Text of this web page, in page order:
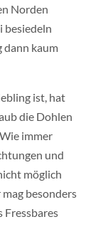
Norden
besiedeln
dann kaum
ist, hat
die Dohlen
immer
und
möglich
besonders
Fressbares